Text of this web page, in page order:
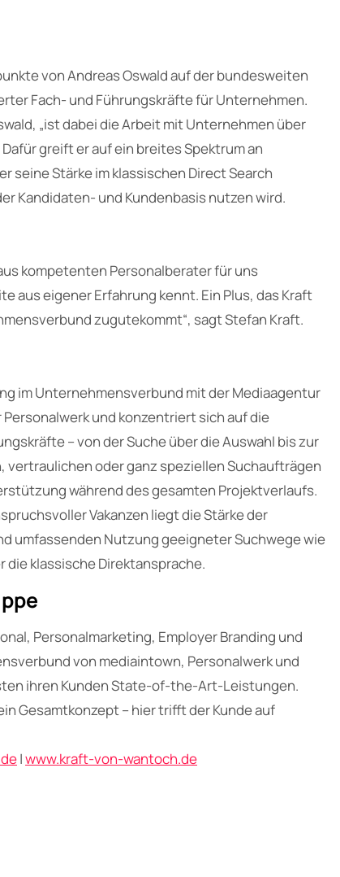
von Andreas Oswald auf der bundesweiten
Fach- und Führungskräfte für Unternehmen.
„ist dabei die Arbeit mit Unternehmen über
greift er auf ein breites Spektrum an
seine Stärke im klassischen Direct Search
Kandidaten- und Kundenbasis nutzen wird.
kompetenten Personalberater für uns
aus eigener Erfahrung kennt. Ein Plus, das Kraft
zugutekommt“, sagt Stefan Kraft.
im Unternehmensverbund mit der Mediaagentur
und konzentriert sich auf die
– von der Suche über die Auswahl bis zur
oder ganz speziellen Suchaufträgen
während des gesamten Projektverlaufs.
Vakanzen liegt die Stärke der
umfassenden Nutzung geeigneter Suchwege wie
klassische Direktansprache.
Personalmarketing, Employer Branding und
von mediaintown, Personalwerk und
ihren Kunden State-of-the-Art-Leistungen.
Gesamtkonzept – hier trifft der Kunde auf
|www.kraft-von-wantoch.de